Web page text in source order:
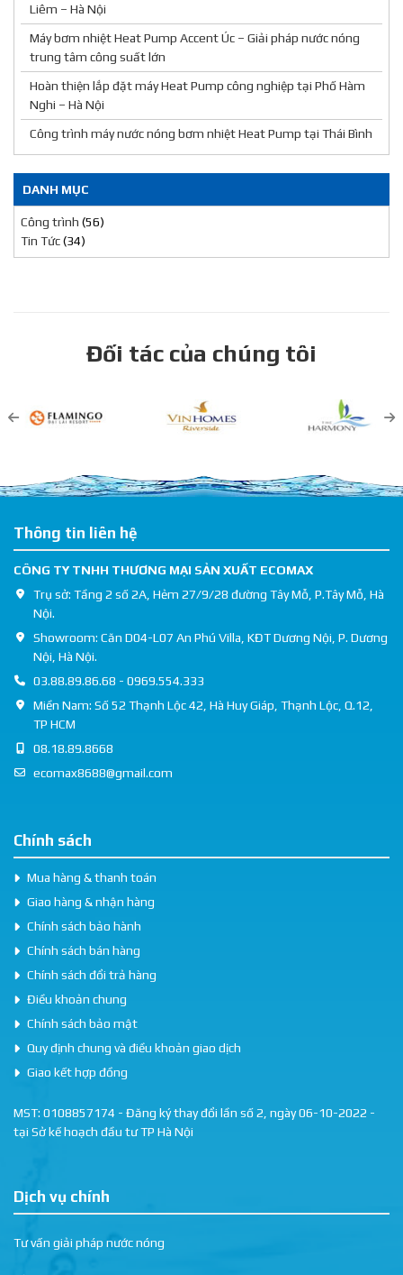
Liêm – Hà Nội
Máy bơm nhiệt Heat Pump Accent Úc – Giải pháp nước nóng
trung tâm công suất lớn
Hoàn thiện lắp đặt máy Heat Pump công nghiệp tại Phố Hàm
Nghi – Hà Nội
Công trình máy nước nóng bơm nhiệt Heat Pump tại Thái Bình
DANH MỤC
Công trình (56)
Tin Tức(34)
Đối tác của chúng tôi
Thông tin liên hệ
CÔNG TY TNHH THƯƠNG MẠI SẢN XUẤT ECOMAX
Trụ sở: Tầng 2 số 2A, Hẻm 27/9/28 đường Tây Mỗ, P.Tây Mỗ, Hà
Nội.
Showroom: Căn D04-L07 An Phú Villa, KĐT Dương Nội, P. Dương
Nội, Hà Nội.
03.88.89.86.68 - 0969.554.333
Miền Nam: Số 52 Thạnh Lộc 42, Hà Huy Giáp, Thạnh Lộc, Q.12,
TP HCM
08.18.89.8668
ecomax8688@gmail.com
Chính sách
Mua hàng & thanh toán
Giao hàng & nhận hàng
Chính sách bảo hành
Chính sách bán hàng
Chính sách đổi trả hàng
Điều khoản chung
Chính sách bảo mật
Quy định chung và điều khoản giao dịch
Giao kết hợp đồng
MST: 0108857174 - Đăng ký thay đổi lần số 2, ngày 06-10-2022 -
tại Sở kế hoạch đầu tư TP Hà Nội
Dịch vụ chính
Tư vấn giải pháp nước nóng